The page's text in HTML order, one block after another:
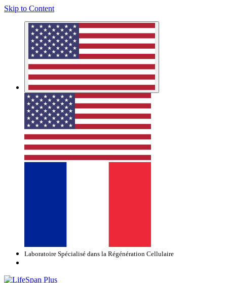
Skip to Content
Laboratoire Spécialisé dans la Régénération Cellulaire